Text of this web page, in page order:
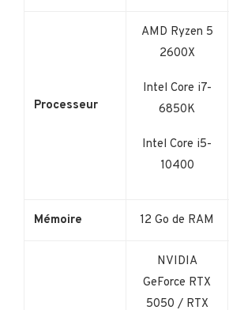
Processeur
AMD Ryzen 5
2600X
Intel Core i7-
6850K
Intel Core i5-
10400
Mémoire 12 Go de RAM
NVIDIA
GeForce RTX
5050 / RTX